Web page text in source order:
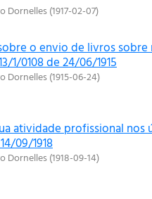
Dornelles(1917-02-07)
o envio de livros
1/0108 de 24/06/1915
Dornelles(1915-06-24)
atividade profissional nos
09/1918
Dornelles(1918-09-14)